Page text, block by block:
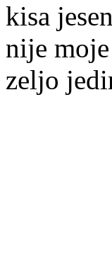
kisa
nije moje
zeljo